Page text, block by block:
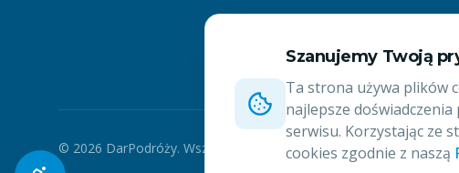
© 2026 DarPodróży. Wszelkie prawa zastrzeżone.
Szanujemy Twoją
Ta strona używa plików
najlepsze
serwisu. Korzystając ze
cookies zgodnie z naszą